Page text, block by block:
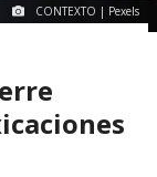
CONTEXTO | Pexels